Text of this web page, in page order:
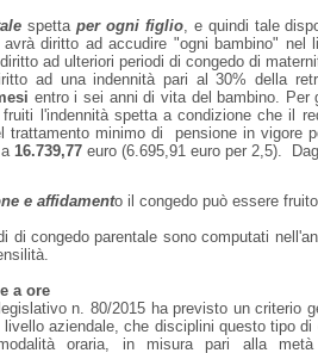
spetta per ogni figlio, e quindi tale
avrà diritto ad accudire "ogni bambino"
ad ulteriori periodi di congedo di
ad una indennità pari al 30% della
entro i sei anni di vita del bambino.
fruiti l'indennità spetta a condizione che il
trattamento minimo di pensione in vigore
16.739,77 euro (6.695,91 euro per 2,5).
e affidamento il congedo può essere
di congedo parentale sono computati
a ore
n. 80/2015 ha previsto un criterio
aziendale, che disciplini questo tipo
oraria, in misura pari alla